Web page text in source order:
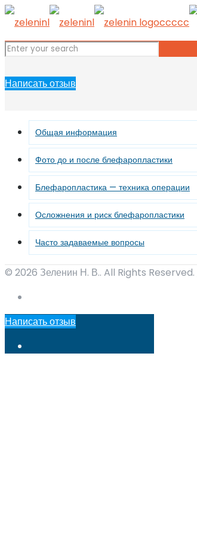
Написать отзыв
Общая информация
Фото до и после блефаропластики
Блефаропластика — техника операции
Осложнения и риск блефаропластики
Часто задаваемые вопросы
© 2026 Зеленин Н. В.. All Rights Reserved.
Написать отзыв